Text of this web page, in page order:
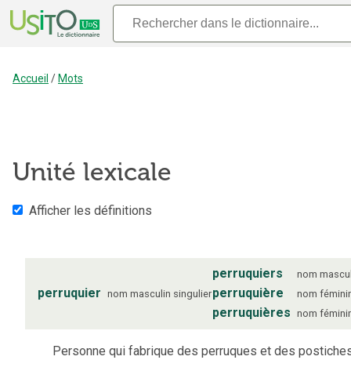
Accueil / Mots
Unité lexicale
Afficher les définitions
perruquier nom masculin singulier
perruquiers nom
perruquière nom
perruquières nom
Personne qui fabrique des perruques et des